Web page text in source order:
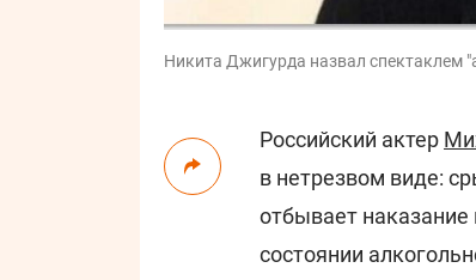
Никита Джигурда назвал
Российский актер
в нетрезвом виде:
отбывает
состоянии